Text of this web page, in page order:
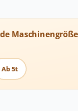
Ab 5t